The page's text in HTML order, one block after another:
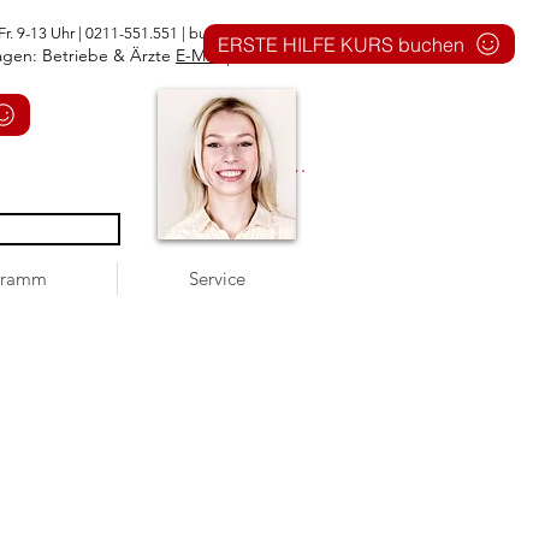
ERSTE HILFE KURS buchen
9-13 Uhr | 0211-551.551 | buero@1aid.de
Betriebe & Ärzte E-Mail| Telefon
Anmelden
Service